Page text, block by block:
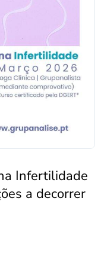
Infertilidade
a decorrer